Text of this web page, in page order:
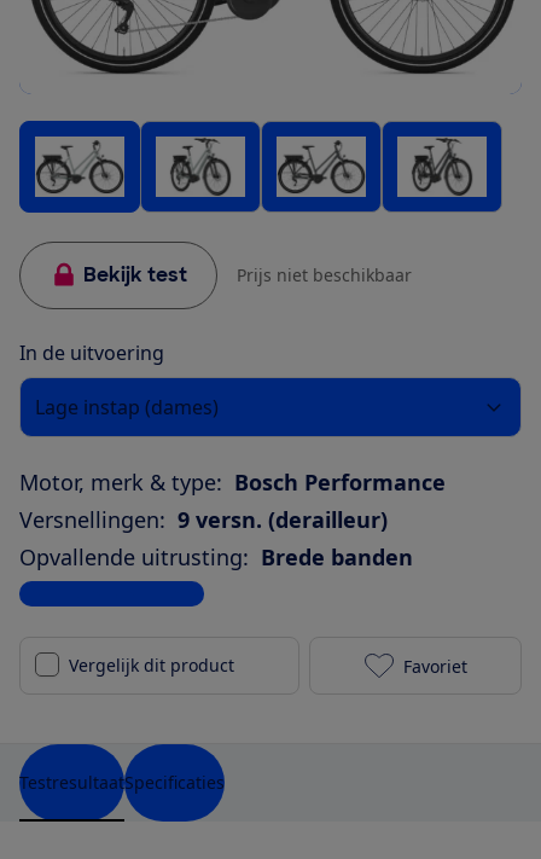
Bekijk test Prijs niet beschikbaar
In de uitvoering
Lage instap (dames)
Motor, merk & type: Bosch Performance
Versnellingen: 9 versn. (derailleur)
Opvallende uitrusting: Brede banden
Bekijk alle specificaties
Vergelijk dit product Gazelle
Favoriet
TestresultaatSpecificaties